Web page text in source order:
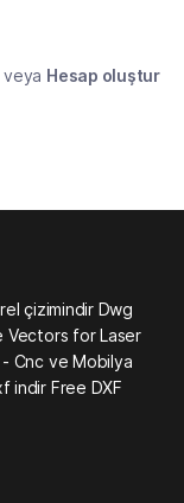
veya Hesap oluştur
çizimindir Dwg
Vectors for Laser
Cnc ve Mobilya
indir Free DXF